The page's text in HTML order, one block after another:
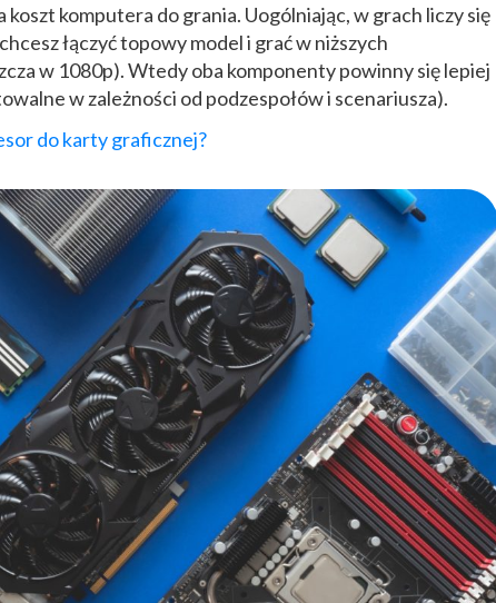
koszt komputera do grania. Uogólniając, w grach liczy się
łączyć topowy model i grać w niższych
w 1080p). Wtedy oba komponenty powinny się lepiej
w zależności od podzespołów i scenariusza).
do karty graficznej?